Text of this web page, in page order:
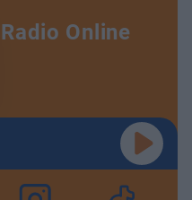
Radio Online